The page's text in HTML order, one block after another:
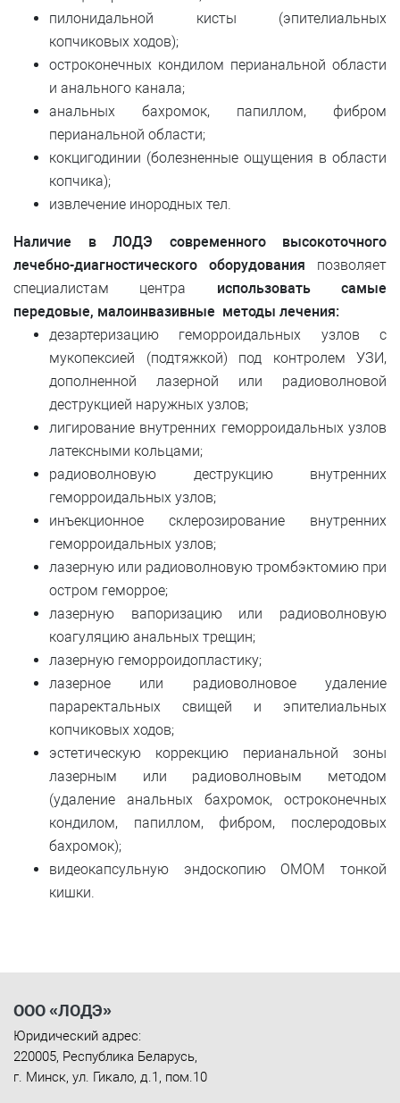
пилонидальной кисты (эпителиальных
копчиковых ходов);
остроконечных кондилом перианальной области
и анального канала;
анальных бахромок, папиллом, фибром
перианальной области;
кокцигодинии (болезненные ощущения в области
копчика);
извлечение инородных тел.
Наличие в ЛОДЭ современного высокоточного
лечебно-диагностического оборудования позволяет
специалистам центра использовать самые
передовые, малоинвазивные методы лечения:
дезартеризацию геморроидальных узлов с
мукопексией (подтяжкой) под контролем УЗИ,
дополненной лазерной или радиоволновой
деструкцией наружных узлов;
лигирование внутренних геморроидальных узлов
латексными кольцами;
радиоволновую деструкцию внутренних
геморроидальных узлов;
инъекционное склерозирование внутренних
геморроидальных узлов;
лазерную или радиоволновую тромбэктомию при
остром геморрое;
лазерную вапоризацию или радиоволновую
коагуляцию анальных трещин;
лазерную геморроидопластику;
лазерное или радиоволновое удаление
параректальных свищей и эпителиальных
копчиковых ходов;
эстетическую коррекцию перианальной зоны
лазерным или радиоволновым методом
(удаление анальных бахромок, остроконечных
кондилом, папиллом, фибром, послеродовых
бахромок);
видеокапсульную эндоскопию ОМОМ тонкой
кишки.
ООО «ЛОДЭ»
Юридический адрес:
220005, Республика Беларусь,
г. Минск, ул. Гикало, д.1, пом.10